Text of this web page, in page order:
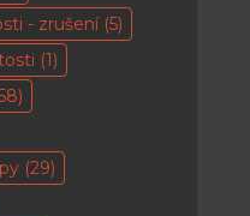
- zrušení(5)
(1)
(29)